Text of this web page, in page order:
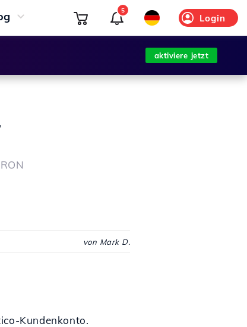
Login
5
aktiviere jetzt
von Mark D.
Kundenkonto.